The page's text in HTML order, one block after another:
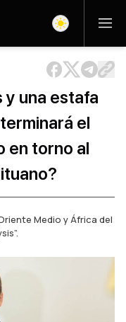
y una estafa
el
en torno al
Medio y África del